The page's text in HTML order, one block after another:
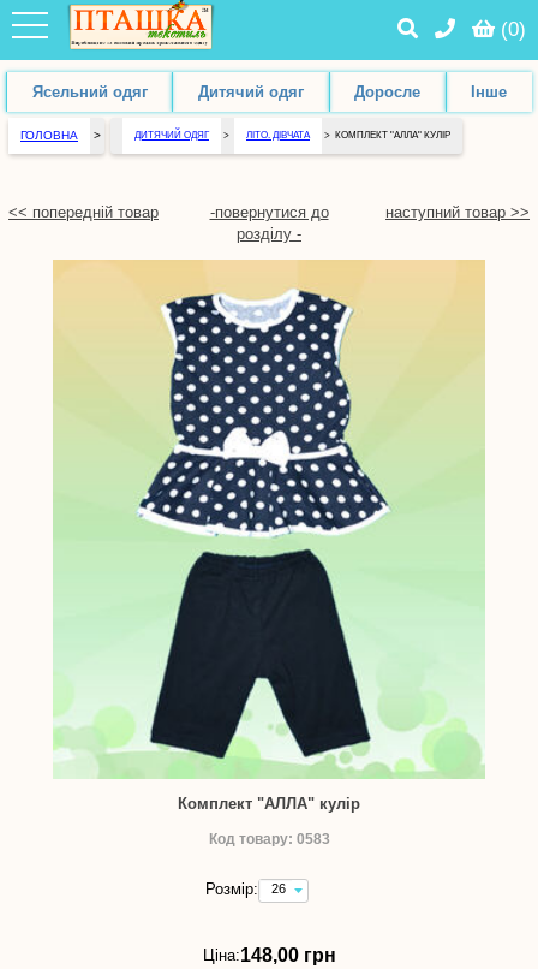
(0)
Ясельний одяг Дитячий одяг Доросле Інше
ГОЛОВНА > ДИТЯЧИЙ ОДЯГ > ЛІТО. ДІВЧАТА > КОМПЛЕКТ "АЛЛА" КУЛІР
<< попередній товар
-повернутися до
розділу -
наступний товар >>
Комплект "АЛЛА" кулір
Код товару: 0583
Розмір:
26
(зріст
-
Ціна:148,00 грн